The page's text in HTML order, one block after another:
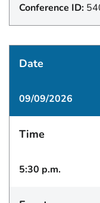
Conference ID:
Date
09/09/2026
Time
5:30 p.m.